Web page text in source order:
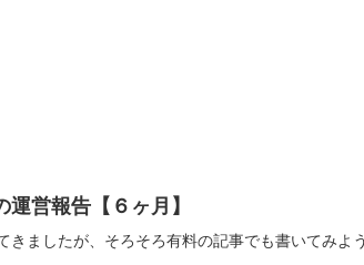
営報告【６ヶ月】
ましたが、そろそろ有料の記事でも書いてみよ